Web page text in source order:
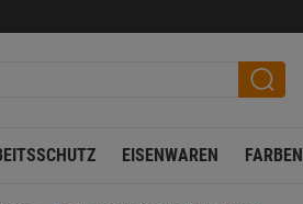
EISENWAREN FARBEN